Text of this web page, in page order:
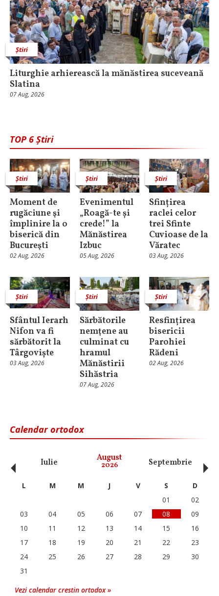
Știri
Liturghie arhierească la mănăstirea suceveană
Slatina
07 Aug, 2026
TOP 6 Știri
Știri
Moment de
rugăciune şi
împlinire la o
biserică din
Bucureşti
02 Aug, 2026
Știri
Evenimentul
„Roagă-te și
crede!” la
Mănăstirea
Izbuc
05 Aug, 2026
Știri
Sfințirea
raclei celor
trei Sfinte
Cuvioase de la
Văratec
03 Aug, 2026
Știri
Sfântul Ierarh
Nifon va fi
sărbătorit la
Târgoviște
03 Aug, 2026
Știri
Sărbătorile
nemţene au
culminat cu
hramul
Mănăstirii
Sihăstria
07 Aug, 2026
Știri
Resfințirea
bisericii
Parohiei
Rădeni
02 Aug, 2026
Calendar ortodox
Iulie August
2026 Septembrie
‹ L M M J V S
D
01
02
03
04 05 06 07 08
09
10
11 12 13 14 15
16
17
18 19 20 21 22
23
24
25 26 27 28 29
30
31
Vezi calendar crestin ortodox »